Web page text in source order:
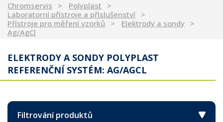
Chromservis
Polyplast
Laboratorní přístroje a příslušenství
Přístroje pro měření vzorků
Elektrody a sondy
Ag/AgCl
ELEKTRODY A SONDY POLYPLAST
REFERENČNÍ SYSTÉM: AG/AGCL
Filtrování produktů